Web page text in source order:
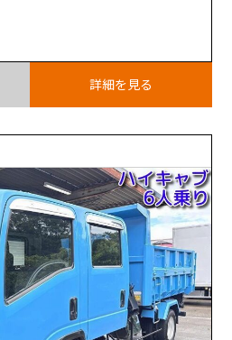
詳細を見る